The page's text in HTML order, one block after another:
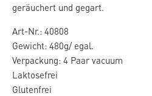
geräuchert und gegart.
Art-Nr.: 40808
Gewicht: 480g/ egal.
Verpackung: 4 Paar vacuum
Laktosefrei
Glutenfrei